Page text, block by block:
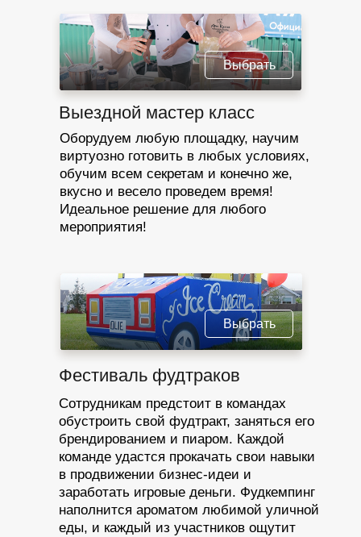
Выбрать
Выездной мастер класс
Оборудуем любую площадку, научим
виртуозно готовить в любых условиях,
обучим всем секретам и конечно же,
вкусно и весело проведем время!
Идеальное решение для любого
мероприятия!
Сотрудникам предстоит в командах
обустроить свой фудтракт, заняться его
брендированием и пиаром. Каждой
команде удастся прокачать свои навыки
в продвижении бизнес-идеи и
заработать игровые деньги. Фудкемпинг
наполнится ароматом любимой уличной
еды, и каждый из участников ощутит
Фестиваль фудтраков
Выбрать